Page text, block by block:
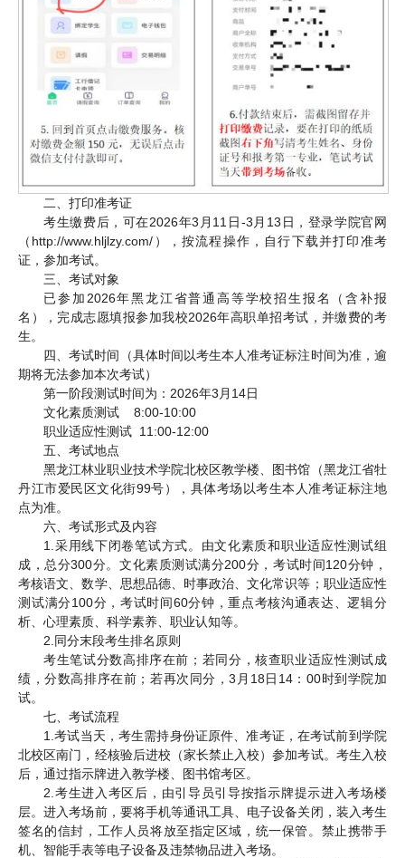
二、打印准考证
考生缴费后，可在2026年3月11日-3月13日，登录学院官网
（http://www.hljlzy.com/），按流程操作，自行下载并打印准考
证，参加考试。
三、考试对象
已参加2026年黑龙江省普通高等学校招生报名（含补报
名），完成志愿填报参加我校2026年高职单招考试，并缴费的考
生。
四、考试时间（具体时间以考生本人准考证标注时间为准，逾
期将无法参加本次考试）
第一阶段测试时间为：2026年3月14日
文化素质测试 8:00-10:00
职业适应性测试 11:00-12:00
五、考试地点
黑龙江林业职业技术学院北校区教学楼、图书馆（黑龙江省牡
丹江市爱民区文化街99号），具体考场以考生本人准考证标注地
点为准。
六、考试形式及内容
1.采用线下闭卷笔试方式。由文化素质和职业适应性测试组
成，总分300分。文化素质测试满分200分，考试时间120分钟，
考核语文、数学、思想品德、时事政治、文化常识等；职业适应性
测试满分100分，考试时间60分钟，重点考核沟通表达、逻辑分
析、心理素质、科学素养、职业认知等。
2.同分末段考生排名原则
考生笔试分数高排序在前；若同分，核查职业适应性测试成
绩，分数高排序在前；若再次同分，3月18日14：00时到学院加
试。
七、考试流程
1.考试当天，考生需持身份证原件、准考证，在考试前到学院
北校区南门，经核验后进校（家长禁止入校）参加考试。考生入校
后，通过指示牌进入教学楼、图书馆考区。
2.考生进入考区后，由引导员引导按指示牌提示进入考场楼
层。进入考场前，要将手机等通讯工具、电子设备关闭，装入考生
签名的信封，工作人员将放至指定区域，统一保管。禁止携带手
机、智能手表等电子设备及违禁物品进入考场。